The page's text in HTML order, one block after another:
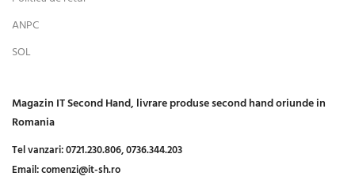
ANPC
SOL
Magazin IT Second Hand, livrare produse second hand oriunde in
Romania
Tel vanzari:0721.230.806,0736.344.203
Email:comenzi@it-sh.ro